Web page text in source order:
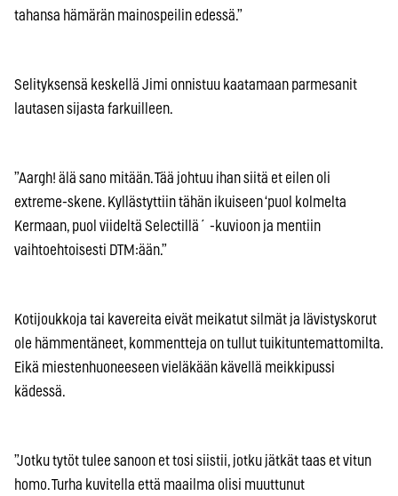
tahansa hämärän mainospeilin edessä.”
Selityksensä keskellä Jimi onnistuu kaatamaan parmesanit
lautasen sijasta farkuilleen.
”Aargh! älä sano mitään. Tää johtuu ihan siitä et eilen oli
extreme-skene. Kyllästyttiin tähän ikuiseen ‘puol kolmelta
Kermaan, puol viideltä Selectillä´ -kuvioon ja mentiin
vaihtoehtoisesti DTM:ään.”
Kotijoukkoja tai kavereita eivät meikatut silmät ja lävistyskorut
ole hämmentäneet, kommentteja on tullut tuikituntemattomilta.
Eikä miestenhuoneeseen vieläkään kävellä meikkipussi
kädessä.
”Jotku tytöt tulee sanoon et tosi siistii, jotku jätkät taas et vitun
homo. Turha kuvitella että maailma olisi muuttunut